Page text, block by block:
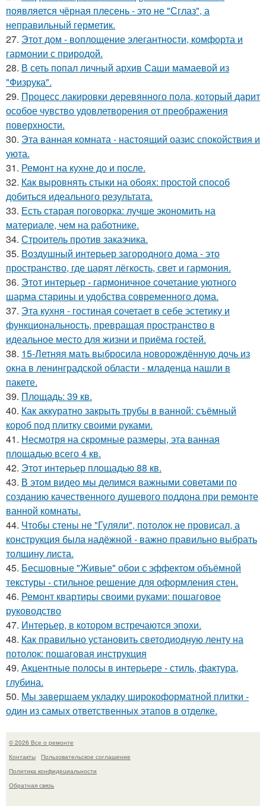
появляется чёрная плесень - это не "Сглаз", а
неправильный герметик.
27. Этот дом - воплощение элегантности, комфорта и
гармонии с природой.
28. В сеть попал личный архив Саши мамаевой из
"Физрука".
29. Процесс лакировки деревянного пола, который дарит
особое чувство удовлетворения от преображения
поверхности.
30. Эта ванная комната - настоящий оазис спокойствия и
уюта.
31. Ремонт на кухне до и после.
32. Как выровнять стыки на обоях: простой способ
добиться идеального результата.
33. Есть старая поговорка: лучше экономить на
материале, чем на работнике.
34. Строитель против заказчика.
35. Воздушный интерьер загородного дома - это
пространство, где царят лёгкость, свет и гармония.
36. Этот интерьер - гармоничное сочетание уютного
шарма старины и удобства современного дома.
37. Эта кухня - гостиная сочетает в себе эстетику и
функциональность, превращая пространство в
идеальное место для жизни и приёма гостей.
38. 15-Летняя мать выбросила новорождённую дочь из
окна в ленинградской области - младенца нашли в
пакете.
39. Площадь: 39 кв.
40. Как аккуратно закрыть трубы в ванной: съёмный
короб под плитку своими руками.
41. Несмотря на скромные размеры, эта ванная
площадью всего 4 кв.
42. Этот интерьер площадью 88 кв.
43. В этом видео мы делимся важными советами по
созданию качественного душевого поддона при ремонте
ванной комнаты.
44. Чтобы стены не "Гуляли", потолок не провисал, а
конструкция была надёжной - важно правильно выбрать
толщину листа.
45. Бесшовные "Живые" обои с эффектом объёмной
текстуры - стильное решение для оформления стен.
46. Ремонт квартиры своими руками: пошаговое
руководство
47. Интерьер, в котором встречаются эпохи.
48. Как правильно установить светодиодную ленту на
потолок: пошаговая инструкция
49. Акцентные полосы в интерьере - стиль, фактура,
глубина.
50. Мы завершаем укладку широкоформатной плитки -
один из самых ответственных этапов в отделке.
© 2026 Все о ремонте
Контакты
Пользовательское соглашение
Политика конфидециальности
Обратная связь